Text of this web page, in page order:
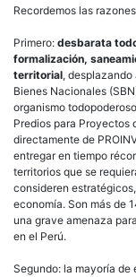
Recordemos las
Primero: desbarata
formalización,
territorial,
Bienes Nacionales
organismo
Predios para Proyectos
directamente de
entregar en tiempo
territorios que se
consideren
economía. Son más de
una grave amenaza
en el Perú.
Segundo: la mayoría de